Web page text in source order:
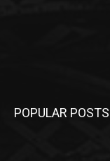
POPULAR POSTS